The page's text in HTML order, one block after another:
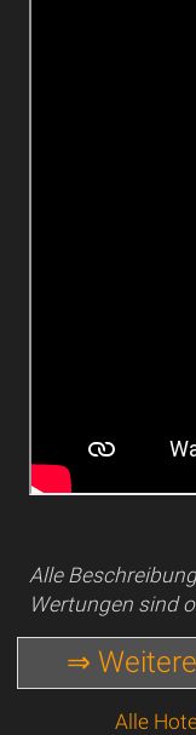
Alle
Wertungen sind
⇒
Alle